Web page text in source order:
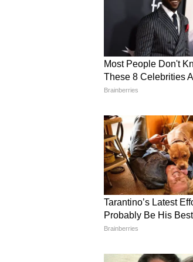
हल्दी पानी का
सबसे पहले घर के मेन
मिलता। एक बर्तन
दरवाजे पर दाग लग
चारों ओर हल्का-
4
5